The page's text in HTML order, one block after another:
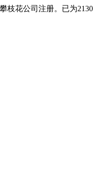
枝花公司注册。已为